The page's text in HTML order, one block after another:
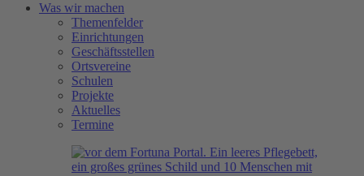
Was wir machen
Themenfelder
Einrichtungen
Geschäftsstellen
Ortsvereine
Schulen
Projekte
Aktuelles
Termine